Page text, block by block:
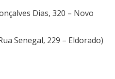
Dias, 320 – Novo
Senegal, 229 – Eldorado)